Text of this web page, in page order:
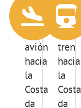
avión
hacia
la
Costa
da
tren
hacia
la
Costa
da